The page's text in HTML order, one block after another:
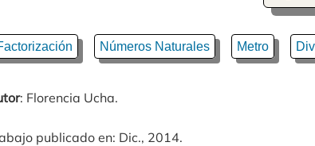
Números Naturales Metro
: Florencia Ucha.
publicado en: Dic., 2014.